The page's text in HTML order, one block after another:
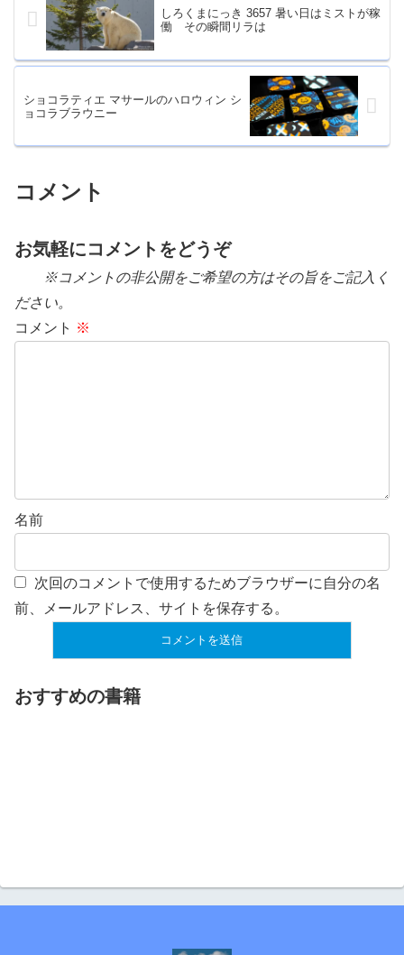
しろくまにっき 3657 暑い日はミストが稼
働 その瞬間リラは
ショコラティエ マサールのハロウィン シ
ョコラブラウニー
コメント
お気軽にコメントをどうぞ
※コメントの非公開をご希望の方はその旨をご記入く
ださい。
コメント ※
名前
次回のコメントで使用するためブラウザーに自分の名
前、メールアドレス、サイトを保存する。
おすすめの書籍